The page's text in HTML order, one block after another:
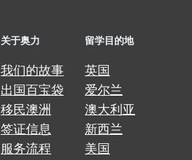
关于奥力
我们的故事
出国百宝袋
移民澳洲
签证信息
服务流程
留学目的地
英国
爱尔兰
澳大利亚
新西兰
美国